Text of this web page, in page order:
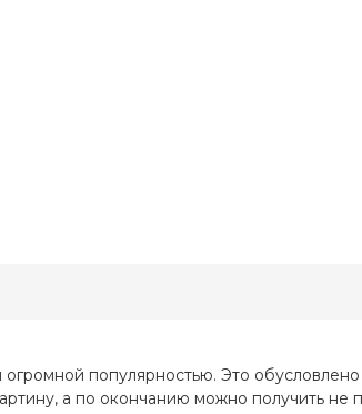
популярностью. Это
а по окончанию можно получить не